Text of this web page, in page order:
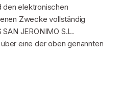
den elektronischen
Zwecke vollständig
JERONIMO S.L.
eine der oben genannten